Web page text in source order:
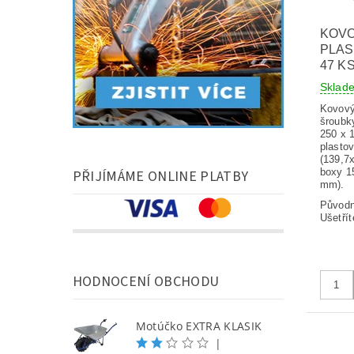
PŘIJÍMÁME ONLINE PLATBY
HODNOCENÍ OBCHODU
Motúčko EXTRA KLASIK
|
47
250 x
boxy
mm).